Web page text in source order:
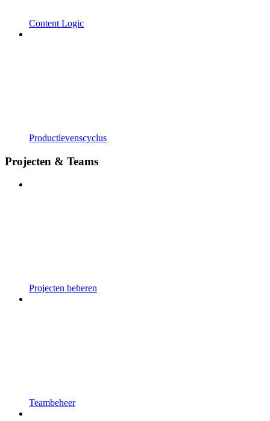
Content Logic
Productlevenscyclus
Projecten & Teams
Projecten beheren
Teambeheer